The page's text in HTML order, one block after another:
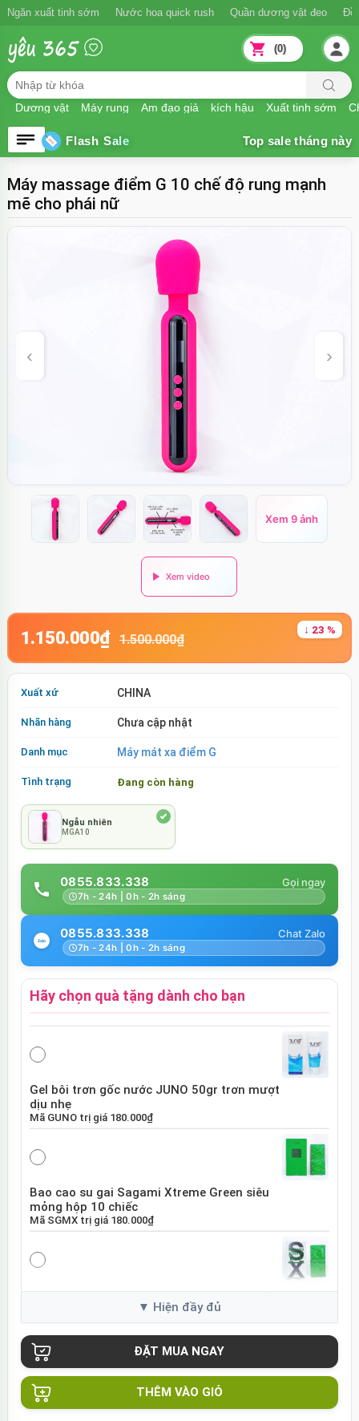
Ngăn xuất tinh sớm Nước hoa quick rush Quần dương vật đeo Đồ
Dương vật Máy rung Âm đạo giả kích hậu Xuất tinh sớm
(0)
Flash Sale
Máy massage điểm G 10 chế độ rung mạnh
mẽ cho phái nữ
Xem 9 ảnh
1.150.000₫ 1.500.000₫
↓ 23 %
Xuất xứ CHINA
Nhãn hàng Chưa cập nhật
Danh mục Máy mát xa điểm G
Tình trạng Đang còn hàng
Ngẫu nhiên
MGA10
0855.833.338
7h - 24h | 0h - 2h sáng
0855.833.338
7h - 24h | 0h - 2h sáng
Hãy chọn quà tặng dành cho bạn
Gel bôi trơn gốc nước JUNO 50gr trơn mượt
dịu nhẹ
Mã GUNOtrị giá 180.000₫
Bao cao su gai Sagami Xtreme Green siêu
mỏng hộp 10 chiếc
Mã SGMXtrị giá 180.000₫
Bao cao su Sagami Xtreme White Nhật Bản
MãSGMEtrị giá120.000₫
Bao cao su Sagami Xtreme siêu mỏng hộp
10 chiếc Nhật Bản
THÊM VÀO GIỎ